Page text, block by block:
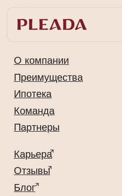
Преимущества
Ипотека
+7 (812) 907-65-71
Команда
Партнеры
Карьера
Отзывы
Блог
Контакты
Партнерская программа